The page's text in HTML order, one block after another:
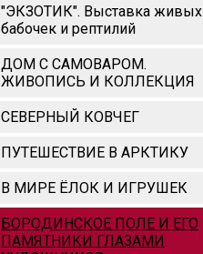
"ЭКЗОТИК". Выставка живых
бабочек и рептилий
ДОМ С САМОВАРОМ.
ЖИВОПИСЬ И КОЛЛЕКЦИЯ
СЕВЕРНЫЙ КОВЧЕГ
ПУТЕШЕСТВИЕ В АРКТИКУ
В МИРЕ ЁЛОК И ИГРУШЕК
БОРОДИНСКОЕ ПОЛЕ И ЕГО
ПАМЯТНИКИ ГЛАЗАМИ